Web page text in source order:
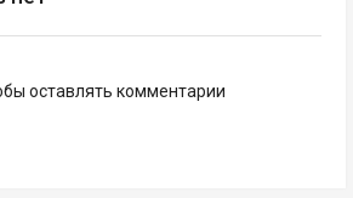
оставлять комментарии